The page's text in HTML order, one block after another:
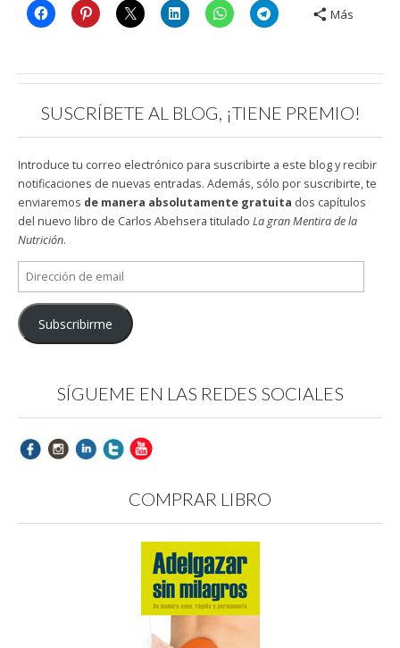
Más
SUSCRÍBETE AL BLOG, ¡TIENE PREMIO!
Introduce tu correo electrónico para suscribirte a este blog y recibir
notificaciones de nuevas entradas. Además, sólo por suscribirte, te
enviaremos de manera absolutamente gratuita dos capítulos
del nuevo libro de Carlos Abehsera titulado La gran Mentira de la
Nutrición.
Dirección
de
email
Subscribirme
SÍGUEME EN LAS REDES SOCIALES
COMPRAR LIBRO